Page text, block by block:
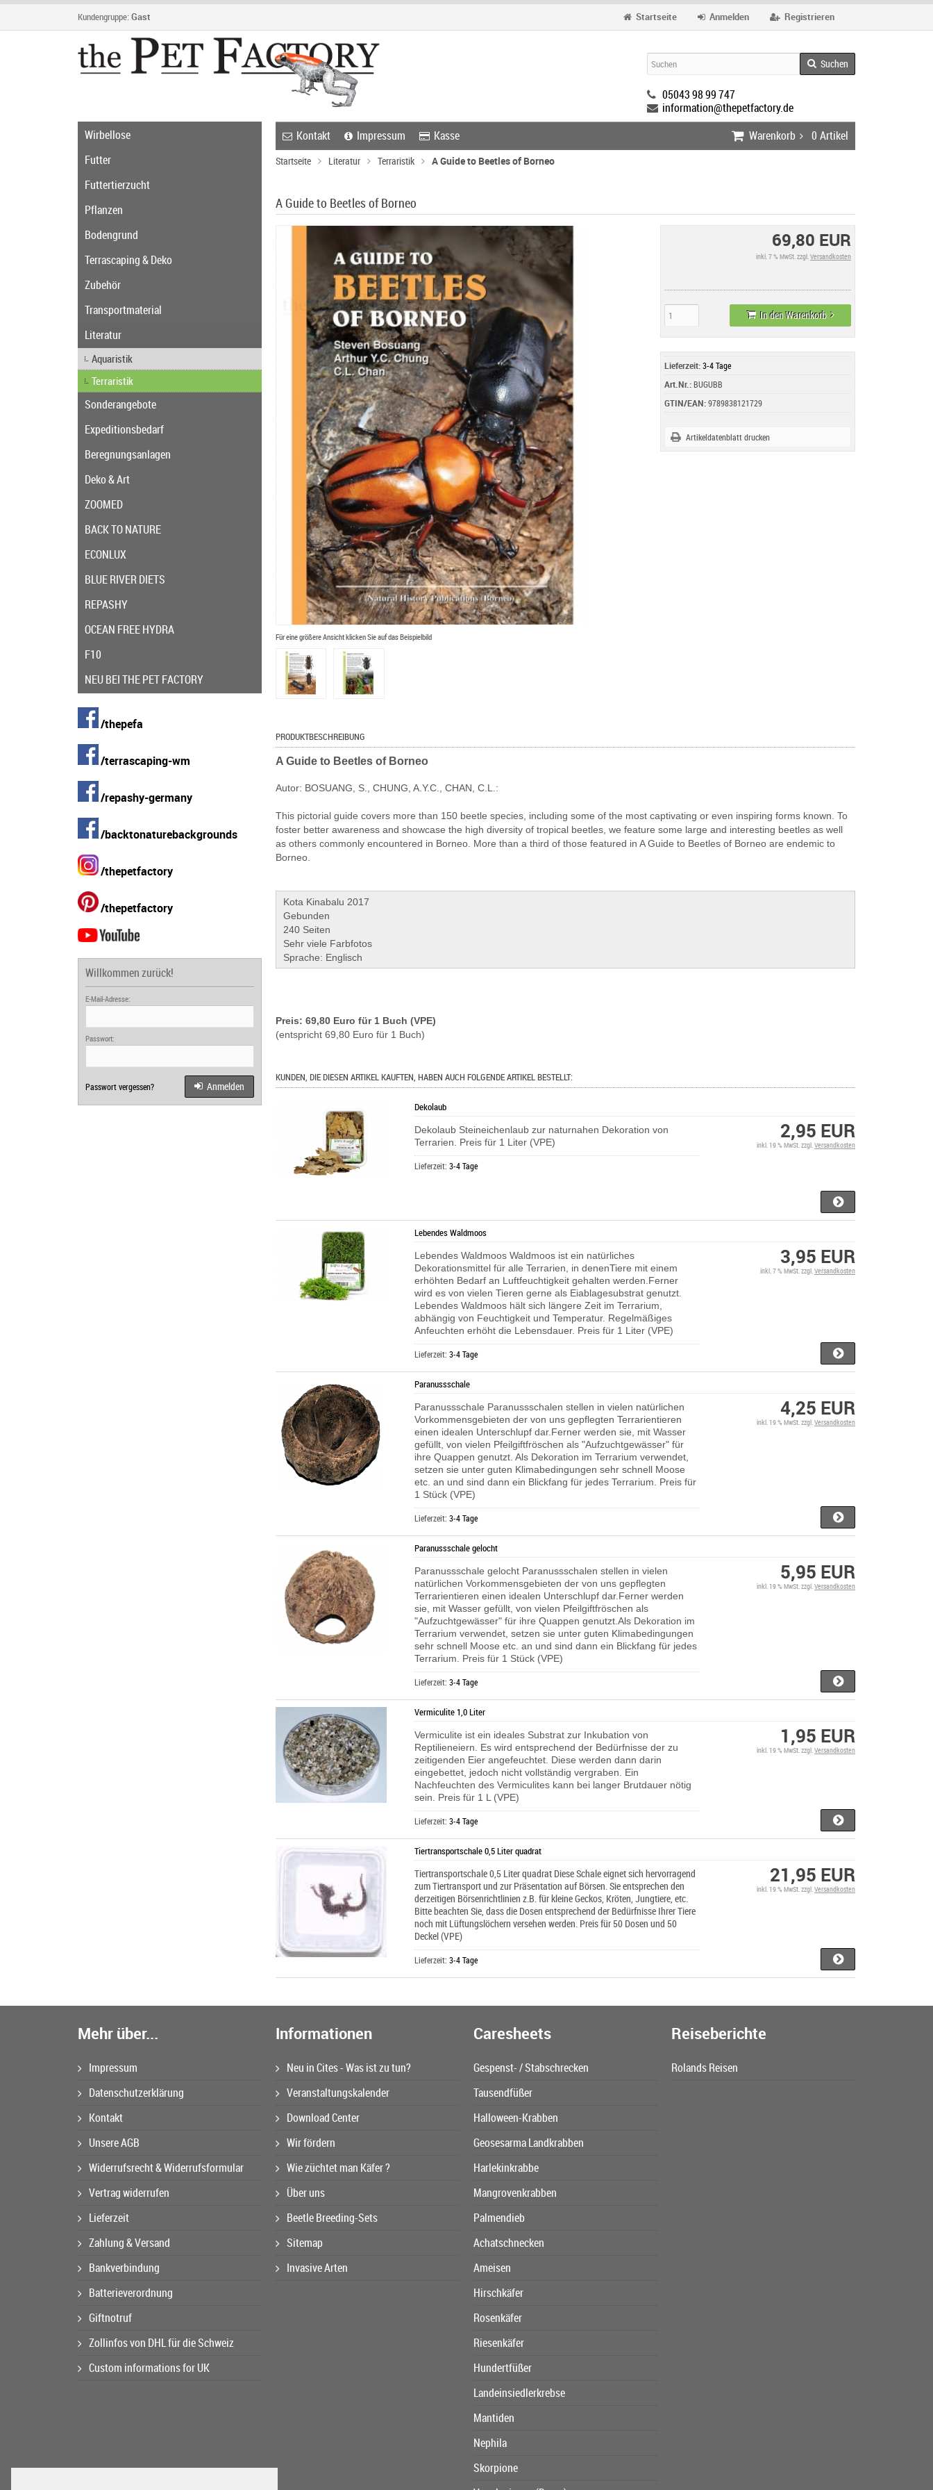
Kundengruppe: Gast Registrieren
Anmelden
Startseite
Suchen
05043 98 99 747
information@thepetfactory.de
Kontakt
Impressum Kasse Warenkorb 0 Artikel
Startseite Literatur Terraristik A Guide to Beetles of Borneo
A Guide to Beetles of Borneo
Für eine größere Ansicht klicken Sie auf das Beispielbild
69,80 EUR
inkl. 7 % MwSt. zzgl.Versandkosten
In den Warenkorb
Lieferzeit:3-4 Tage
Art.Nr.:BUGUBB
GTIN/EAN:9789838121729
Artikeldatenblatt drucken
PRODUKTBESCHREIBUNG
A Guide to Beetles of Borneo
Autor: BOSUANG, S., CHUNG, A.Y.C., CHAN, C.L.:
This pictorial guide covers more than 150 beetle species, including some of the most captivating or even inspiring forms known. To
foster better awareness and showcase the high diversity of tropical beetles, we feature some large and interesting beetles as well
as others commonly encountered in Borneo. More than a third of those featured in A Guide to Beetles of Borneo are endemic to
Borneo.
Kota Kinabalu 2017
Gebunden
240 Seiten
Sehr viele Farbfotos
Sprache: Englisch
Preis: 69,80 Euro für 1 Buch (VPE)
(entspricht 69,80 Euro für 1 Buch)
KUNDEN, DIE DIESEN ARTIKEL KAUFTEN, HABEN AUCH FOLGENDE ARTIKEL BESTELLT:
Dekolaub
Dekolaub Steineichenlaub zur naturnahen Dekoration von
Terrarien. Preis für 1 Liter (VPE)
Lieferzeit:3-4 Tage
2,95 EUR
inkl. 19 % MwSt. zzgl.Versandkosten
Lebendes Waldmoos
Lebendes Waldmoos Waldmoos ist ein natürliches
Dekorationsmittel für alle Terrarien, in denenTiere mit einem
erhöhten Bedarf an Luftfeuchtigkeit gehalten werden.Ferner
wird es von vielen Tieren gerne als Eiablagesubstrat genutzt.
Lebendes Waldmoos hält sich längere Zeit im Terrarium,
abhängig von Feuchtigkeit und Temperatur. Regelmäßiges
Anfeuchten erhöht die Lebensdauer. Preis für 1 Liter (VPE)
Lieferzeit:3-4 Tage
3,95 EUR
inkl. 7 % MwSt. zzgl.Versandkosten
Paranussschale
Paranussschale Paranussschalen stellen in vielen natürlichen
Vorkommensgebieten der von uns gepflegten Terrarientieren
einen idealen Unterschlupf dar.Ferner werden sie, mit Wasser
gefüllt, von vielen Pfeilgiftfröschen als "Aufzuchtgewässer" für
ihre Quappen genutzt. Als Dekoration im Terrarium verwendet,
setzen sie unter guten Klimabedingungen sehr schnell Moose
etc. an und sind dann ein Blickfang für jedes Terrarium. Preis für
1 Stück (VPE)
Lieferzeit:3-4 Tage
4,25 EUR
inkl. 19 % MwSt. zzgl.Versandkosten
Paranussschale gelocht
Paranussschale gelocht Paranussschalen stellen in vielen
natürlichen Vorkommensgebieten der von uns gepflegten
Terrarientieren einen idealen Unterschlupf dar.Ferner werden
sie, mit Wasser gefüllt, von vielen Pfeilgiftfröschen als
"Aufzuchtgewässer" für ihre Quappen genutzt.Als Dekoration im
Terrarium verwendet, setzen sie unter guten Klimabedingungen
sehr schnell Moose etc. an und sind dann ein Blickfang für jedes
Terrarium. Preis für 1 Stück (VPE)
Lieferzeit:3-4 Tage
5,95 EUR
inkl. 19 % MwSt. zzgl.Versandkosten
Vermiculite 1,0 Liter
Vermiculite ist ein ideales Substrat zur Inkubation von
Reptilieneiern. Es wird entsprechend der Bedürfnisse der zu
zeitigenden Eier angefeuchtet. Diese werden dann darin
eingebettet, jedoch nicht vollständig vergraben. Ein
Nachfeuchten des Vermiculites kann bei langer Brutdauer nötig
sein. Preis für 1 L (VPE)
Lieferzeit:3-4 Tage
1,95 EUR
inkl. 19 % MwSt. zzgl.Versandkosten
Tiertransportschale 0,5 Liter quadrat
Tiertransportschale 0,5 Liter quadrat Diese Schale eignet sich hervorragend
zum Tiertransport und zur Präsentation auf Börsen. Sie entsprechen den
derzeitigen Börsenrichtlinien z.B. für kleine Geckos, Kröten, Jungtiere, etc.
Bitte beachten Sie, dass die Dosen entsprechend der Bedürfnisse Ihrer Tiere
noch mit Lüftungslöchern versehen werden. Preis für 50 Dosen und 50
Deckel (VPE)
Lieferzeit:3-4 Tage
21,95 EUR
inkl. 19 % MwSt. zzgl.Versandkosten
Wirbellose
Futter
Futtertierzucht
Pflanzen
Bodengrund
Terrascaping & Deko
Zubehör
Transportmaterial
Literatur
Aquaristik
Terraristik
Sonderangebote
Expeditionsbedarf
Beregnungsanlagen
Deko & Art
ZOOMED
BACK TO NATURE
ECONLUX
BLUE RIVER DIETS
REPASHY
OCEAN FREE HYDRA
F10
NEU BEI THE PET FACTORY
/thepefa
/terrascaping-wm
/repashy-germany
/backtonaturebackgrounds
/thepetfactory
/thepetfactory
Willkommen zurück!
E-Mail-Adresse:
Passwort:
Passwort vergessen? Anmelden
Mehr über...
Impressum
Datenschutzerklärung
Kontakt
Unsere AGB
Widerrufsrecht & Widerrufsformular
Vertrag widerrufen
Lieferzeit
Zahlung & Versand
Bankverbindung
Batterieverordnung
Giftnotruf
Zollinfos von DHL für die Schweiz
Custom informations for UK
Informationen
Neu in Cites - Was ist zu tun?
Veranstaltungskalender
Download Center
Wir fördern
Wie züchtet man Käfer ?
Über uns
Beetle Breeding-Sets
Sitemap
Invasive Arten
Caresheets
Gespenst- / Stabschrecken
Tausendfüßer
Halloween-Krabben
Geosesarma Landkrabben
Harlekinkrabbe
Mangrovenkrabben
Palmendieb
Achatschnecken
Ameisen
Hirschkäfer
Rosenkäfer
Riesenkäfer
Hundertfüßer
Landeinsiedlerkrebse
Mantiden
Nephila
Skorpione
Reiseberichte
Rolands Reisen